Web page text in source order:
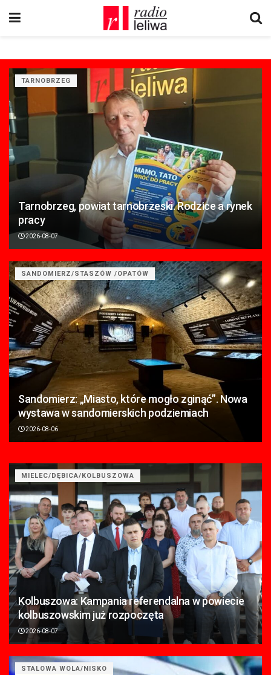
TARNOBRZEG
Tarnobrzeg, powiat tarnobrzeski. Rodzice a rynek
pracy
2026-08-07
SANDOMIERZ/STASZÓW /OPATÓW
Sandomierz: „Miasto, które mogło zginąć”. Nowa
wystawa w sandomierskich podziemiach
2026-08-06
MIELEC/DĘBICA/KOLBUSZOWA
Kolbuszowa: Kampania referendalna w powiecie
kolbuszowskim już rozpoczęta
2026-08-07
STALOWA WOLA/NISKO